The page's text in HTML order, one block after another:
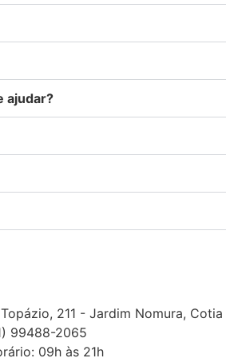
ajudar?
Topázio, 211 - Jardim Nomura, Cotia
99488-2065
09h às 21h